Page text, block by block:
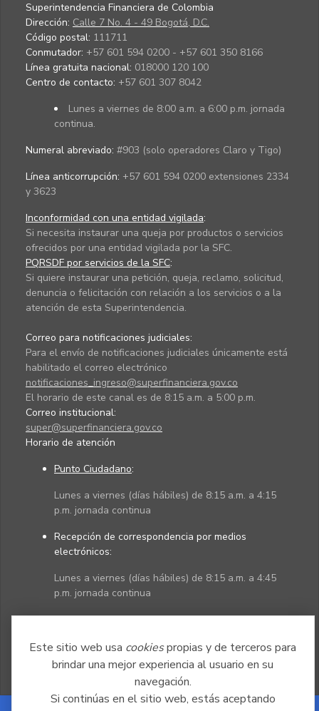
Este sitio web usa cookiespropias y de terceros para
brindar una mejor experiencia al usuario en su
navegación.
Si continúas en el sitio web, estás aceptando
Superintendencia Financiera de Colombia
Dirección: Calle 7 No. 4 - 49 Bogotá, D.C.
Código postal: 111711
Conmutador: +57 601 594 0200 - +57 601 350 8166
Línea gratuita nacional: 018000 120 100
Centro de contacto: +57 601 307 8042
Lunes a viernes de 8:00 a.m. a 6:00 p.m. jornada
continua.
Numeral abreviado: #903 (solo operadores Claro y Tigo)
Línea anticorrupción: +57 601 594 0200 extensiones 2334
y 3623
Inconformidad con una entidad vigilada:
Si necesita instaurar una queja por productos o servicios
ofrecidos por una entidad vigilada por la SFC.
PQRSDF por servicios de la SFC:
Si quiere instaurar una petición, queja, reclamo, solicitud,
denuncia o felicitación con relación a los servicios o a la
atención de esta Superintendencia.
Correo para notificaciones judiciales:
Para el envío de notificaciones judiciales únicamente está
habilitado el correo electrónico
notificaciones_ingreso@superfinanciera.gov.co
El horario de este canal es de 8:15 a.m. a 5:00 p.m.
Correo institucional:
super@superfinanciera.gov.co
Horario de atención
Punto Ciudadano:
Lunes a viernes (días hábiles) de 8:15 a.m. a 4:15
p.m. jornada continua
Recepción de correspondencia por medios
electrónicos:
Lunes a viernes (días hábiles) de 8:15 a.m. a 4:45
p.m. jornada continua